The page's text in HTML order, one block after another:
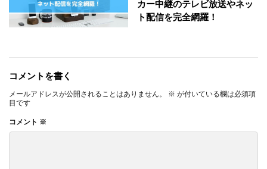
カー中継のテレビ放送やネッ
ト配信を完全網羅！
コメントを書く
メールアドレスが公開されることはありません。 ※ が付いている欄は必須項
目です
コメント ※